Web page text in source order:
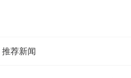
推荐新闻